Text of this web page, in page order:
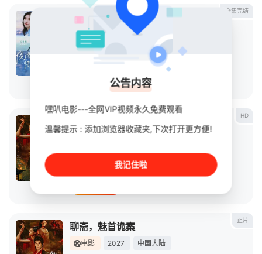
全集完结
夜港情书
连续剧
导演：未知
立即播放
HD
聊斋：魅首诡案
导演：孙力 / 张凯
/ 马丽亚 / 傲蕾
正片
聊斋，魅首诡案
电影 2027
中国大陆
公告内容
嘿叭电影---全网VIP视频永久免费观看
温馨提示 : 添加浏览器收藏夹,下次打开更方便!
我记住啦